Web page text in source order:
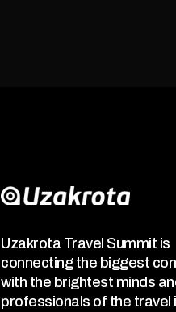
Uzakrota Travel Summit is
connecting the biggest
with the brightest minds
professionals of the travel